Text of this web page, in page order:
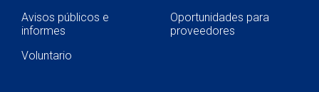
Avisos públicos e
informes
Oportunidades para
proveedores
Voluntario